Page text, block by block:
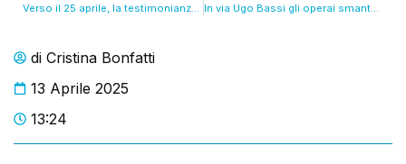
di Cristina Bonfatti
13 Aprile 2025
13:24
In via Ugo Bassi gli operai smantellano il cantiere. VIDEO